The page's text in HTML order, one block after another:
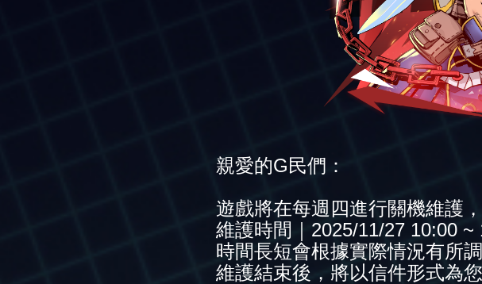
親愛的G民們：
遊戲將在每週四進行關機維護
維護時間｜2025/11/27 10:00 ~
時間長短會根據實際情況有所調
維護結束後，將以信件形式為您